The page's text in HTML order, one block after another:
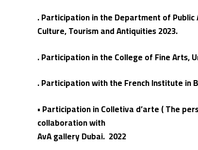
. Participation in the Department of
Culture, Tourism and Antiquities 2023.
. Participation in the College of Fine Arts,
. Participation with the French Institute in
• Participation in Colletiva d’arte ( The
collaboration with
AvA gallery Dubai. 2022